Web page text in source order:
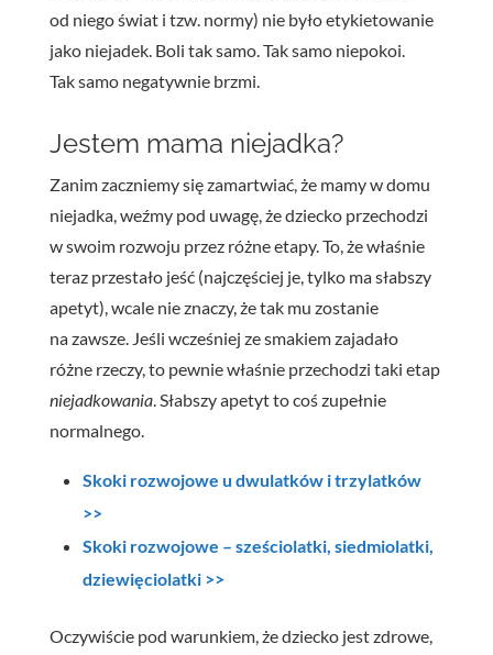
od niego świat i tzw. normy) nie było etykietowanie
jako niejadek. Boli tak samo. Tak samo niepokoi.
Tak samo negatywnie brzmi.
Jestem mama niejadka?
Zanim zaczniemy sięzamartwiać, żemamy w domu
niejadka, weźmy pod uwagę, że dziecko przechodzi
w swoim rozwoju przez różne etapy. To, że właśnie
teraz przestało jeść (najczęściej je, tylko ma słabszy
apetyt), wcale nie znaczy, że tak mu zostanie
na zawsze. Jeśli wcześniej ze smakiem zajadało
różne rzeczy, to pewnie właśnie przechodzi taki etap
niejadkowania. Słabszy apetyt to coś zupełnie
normalnego.
Skoki rozwojowe u dwulatków i trzylatków
>>
Skoki rozwojowe – sześciolatki, siedmiolatki,
dziewięciolatki >>
Oczywiście pod warunkiem, że dziecko jest zdrowe,